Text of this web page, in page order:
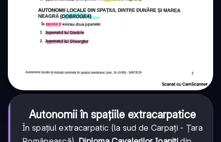
Autonomii în spațiile extracarpatice
În spațiul extracarpatic (la sud de Carpați - Țara